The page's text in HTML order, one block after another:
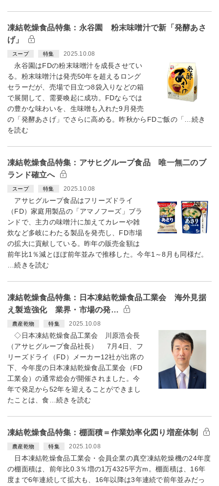
凍結乾燥食品特集：永谷園 粉末味噌汁で新「発酵あさ
げ」
スープ 特集 2025.10.08
永谷園はFDの粉末味噌汁を成長させてい
る。粉末味噌汁は発売50年を超えるロング
セラーだが、売場で目立つ8袋入りなどの箱
で展開して、需要喚起に成功。FDならでは
の豊かな味わいを、生味噌も入れた9月発売
の「発酵あさげ」でさらに高める。昨秋からFDご飯の「…続き
を読む
凍結乾燥食品特集：アサヒグループ食品 唯一無二のブ
ランド確立へ
スープ 特集 2025.10.08
アサヒグループ食品はフリーズドライ
（FD）家庭用製品の「アマノフーズ」ブラ
ンドで、主力の味噌汁に加えてカレーや雑
炊など多岐にわたる製品を発売し、FD市場
の拡大に貢献している。昨年の販売金額は
前年比1％減とほぼ前年並みで推移した。今年1～8月も同様だ。
…続きを読む
凍結乾燥食品特集：日本凍結乾燥食品工業会 海外見据
え製造強化 業界・市場の発…
農産乾物 特集 2025.10.08
◇日本凍結乾燥食品工業会 川原浩会長
（アサヒグループ食品社長） 7月4日、フ
リーズドライ（FD）メーカー12社が出席の
下、今年度の日本凍結乾燥食品工業会（FD
工業会）の通常総会が開催されました。今
年で発足から52年を迎えることができまし
たことは、食…続きを読む
凍結乾燥食品特集：棚面積＝作業効率化図り増産体制
農産乾物 特集 2025.10.08
日本凍結乾燥食品工業会・会員企業の真空凍結乾燥機の24年度
の棚面積は、前年比0.3％増の1万4325平方m。棚面積は、16年
度まで6年連続して拡大も、16年以降は3年連続で前年並みだっ